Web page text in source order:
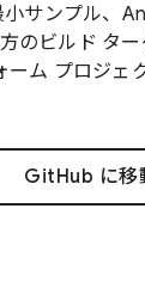
小サンプル、
のビルド タ
ーム プロジェ
GitHub に移